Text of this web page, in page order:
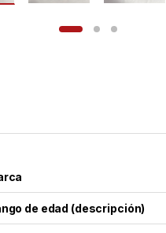
de edad (descripción)